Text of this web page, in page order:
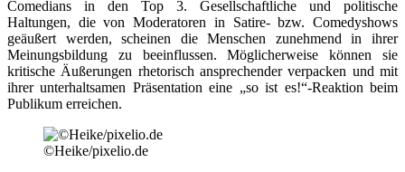
Comedians in den Top 3. Gesellschaftliche und politische
Haltungen, die von Moderatoren in Satire- bzw. Comedyshows
geäußert werden, scheinen die Menschen zunehmend in ihrer
Meinungsbildung zu beeinflussen. Möglicherweise können sie
kritische Äußerungen rhetorisch ansprechender verpacken und mit
ihrer unterhaltsamen Präsentation eine „so ist es!“-Reaktion beim
Publikum erreichen.
©Heike/pixelio.de